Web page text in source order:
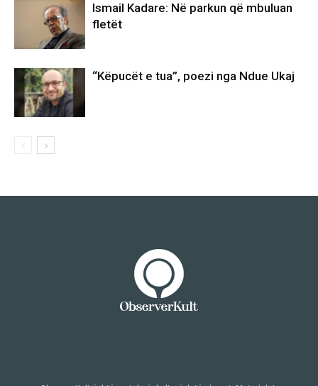
Ismail Kadare: Në parkun që mbuluan
fletët
“Këpucët e tua”, poezi nga Ndue Ukaj